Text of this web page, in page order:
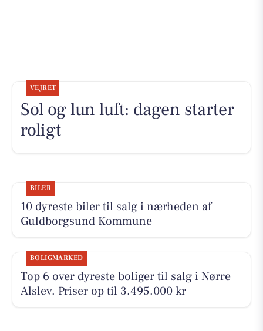
VEJRET
Sol og lun luft: dagen starter
roligt
BILER
10 dyreste biler til salg i nærheden af
Guldborgsund Kommune
BOLIGMARKED
Top 6 over dyreste boliger til salg i Nørre
Alslev. Priser op til 3.495.000 kr